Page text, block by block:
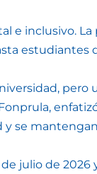
e inclusivo.
estudiantes
pero
se
julio de